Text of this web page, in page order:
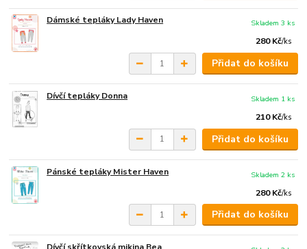
Dámské tepláky Lady Haven
280 Kč/ks
Skladem 3 ks
Přidat do košíku
Dívčí tepláky Donna
210 Kč/ks
Skladem 1 ks
Přidat do košíku
Pánské tepláky Mister Haven
280 Kč/ks
Skladem 2 ks
Přidat do košíku